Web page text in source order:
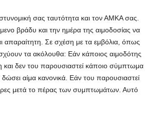
σας ταυτότητα και τον ΑΜΚΑ σας.
βράδυ και την ημέρα της αιμοδοσίας να
απαραίτητη. Σε σχέση με τα εμβόλια, όπως
τα ακόλουθα: Εάν κάποιος αιμοδότης
και δεν του παρουσιαστεί κάποιο σύμπτωμα
αίμα κανονικά. Εάν του παρουσιαστεί
μετά το πέρας των συμπτωμάτων. Αυτό